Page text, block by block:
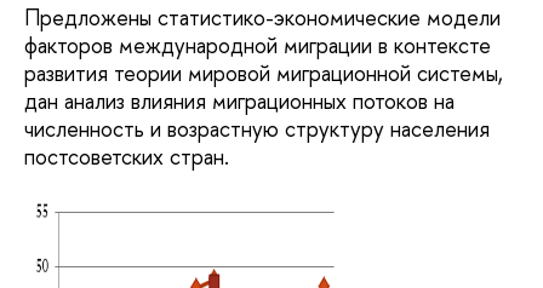
Предложены статистико-экономические модели
факторов международной миграции в контексте
развития теории мировой миграционной системы,
дан анализ влияния миграционных потоков на
численность и возрастную структуру населения
постсоветских стран.